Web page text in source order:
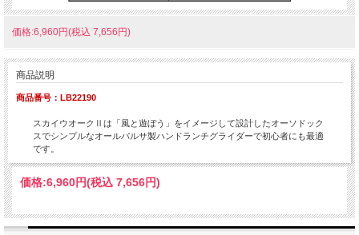
価格:6,960円(税込 7,656円)
商品説明
商品番号：LB22190
スカイウオークⅡは「風と遊ぼう」をイメージして設計したオーソドック
スでシンプルなオールバルサ製ハンドランチグライダーで初心者にも最適
です。
価格:6,960円(税込 7,656円)